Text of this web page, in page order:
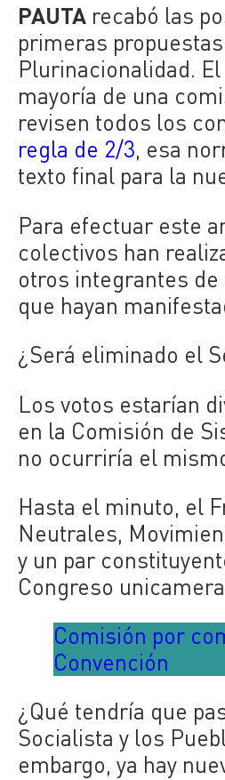
PAUTA recabó las
primeras
Plurinacionalidad.
mayoría de una
revisen todos los
regla de 2/3, esa
texto final para la
Para efectuar este
colectivos han
otros integrantes
que hayan
¿Será eliminado el
Los votos estarían
en la Comisión de
no ocurriría el
Hasta el minuto, el
Neutrales,
y un par
Congreso
Comisión por
Convención
¿Qué tendría que
Socialista y los
embargo, ya hay